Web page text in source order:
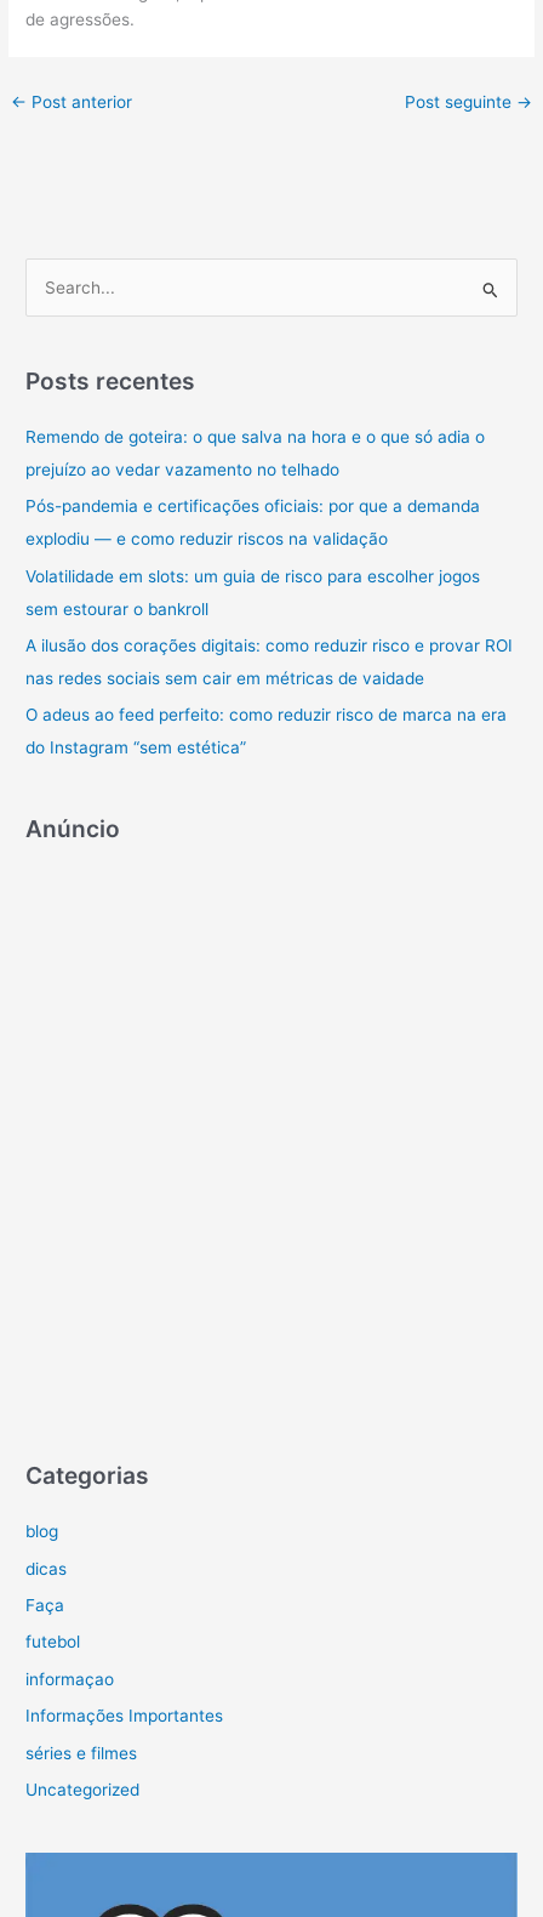
de agressões.
← Post anterior Post seguinte →
q
i
s
a
r
p
o
Posts recentes
Remendo de goteira: o que salva na hora e o que só adia o
prejuízo ao vedar vazamento no telhado
Pós-pandemia e certificações oficiais: por que a demanda
explodiu — e como reduzir riscos na validação
Volatilidade em slots: um guia de risco para escolher jogos
sem estourar o bankroll
A ilusão dos corações digitais: como reduzir risco e provar ROI
nas redes sociais sem cair em métricas de vaidade
O adeus ao feed perfeito: como reduzir risco de marca na era
do Instagram “sem estética”
Anúncio
Categorias
blog
dicas
Faça
futebol
informaçao
Informações Importantes
séries e filmes
Uncategorized